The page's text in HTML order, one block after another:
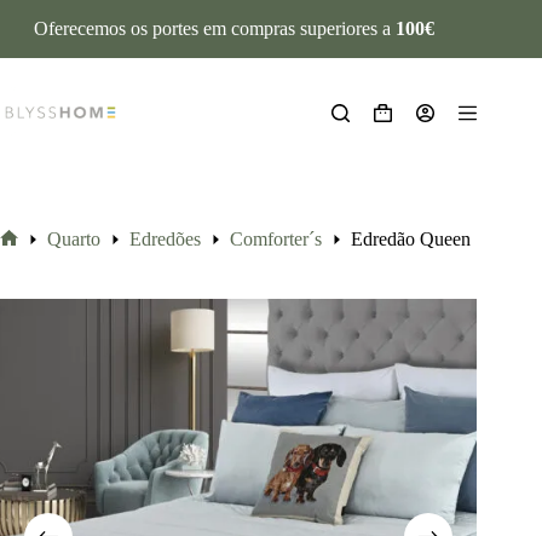
Oferecemos os portes em compras superiores a 100€
Quarto Edredões Comforter´s Edredão Queen